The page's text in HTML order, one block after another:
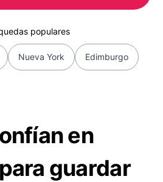
populares
Nueva York Edimburgo
en
guardar